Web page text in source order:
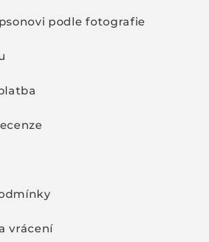
podle fotografie
vrácení